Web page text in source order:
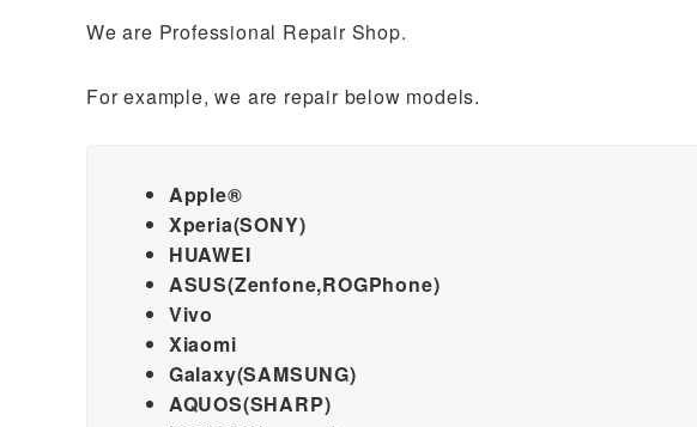
We are Professional Repair Shop.
For example, we are repair below models.
Apple®︎
Xperia(SONY)
HUAWEI
ASUS(Zenfone,ROGPhone)
Vivo
Xiaomi
Galaxy(SAMSUNG)
AQUOS(SHARP)